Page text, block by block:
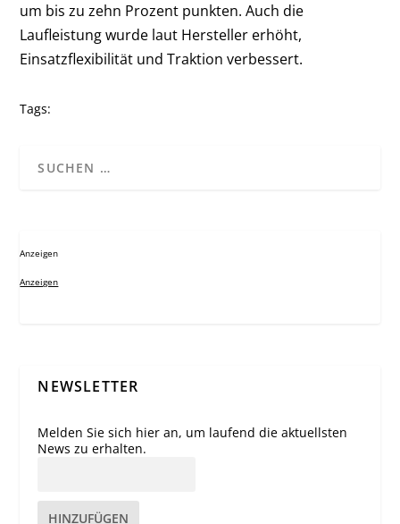
um bis zu zehn Prozent punkten. Auch die
Laufleistung wurde laut Hersteller erhöht,
Einsatzflexibilität und Traktion verbessert.
Tags:
Anzeigen
Anzeigen
NEWSLETTER
Melden Sie sich hier an, um laufend die aktuellsten
News zu erhalten.
HINZUFÜGEN